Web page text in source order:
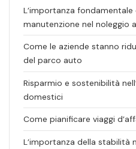
L’importanza fondamentale
manutenzione nel noleggio
Come le aziende stanno
del parco auto
Risparmio e sostenibilità
domestici
Come pianificare viaggi
L’importanza della stabilità